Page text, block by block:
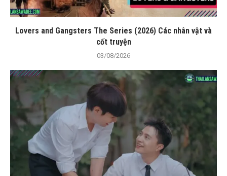
Lovers and Gangsters The Series (2026) Các nhân vật và
cốt truyện
03/08/2026